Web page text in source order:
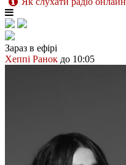
Зараз в ефірі
Хеппі Ранок до 10:05